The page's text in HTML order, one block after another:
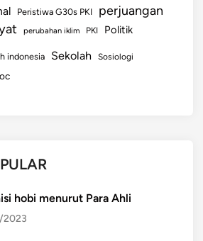
Peristiwa G30s PKI perjuangan
perubahan iklim PKI Politik
indonesia Sekolah Sosiologi
hobi menurut Para Ahli
2023